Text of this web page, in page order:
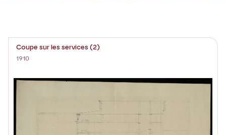
Coupe sur les services (2)
1910